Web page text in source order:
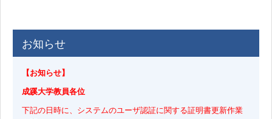
お知らせ
【お知らせ】
成蹊大学教員各位
下記の日時に、システムのユーザ認証に関する証明書更新作業